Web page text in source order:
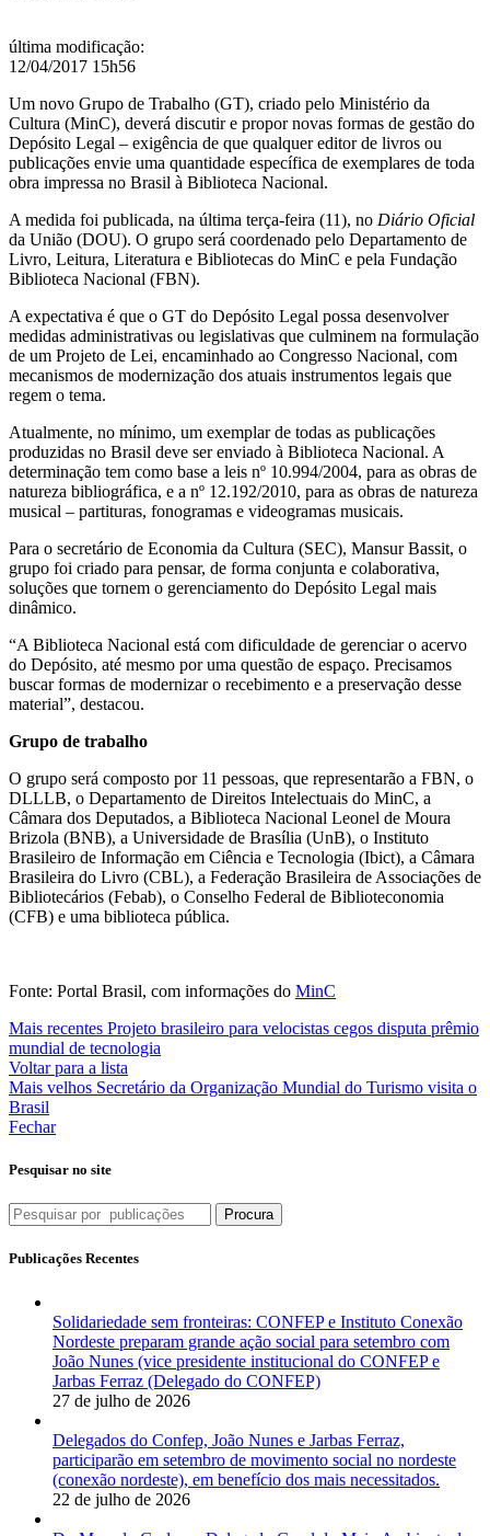
última modificação:
12/04/2017 15h56
Um novo Grupo de Trabalho (GT), criado pelo Ministério da
Cultura (MinC), deverá discutir e propor novas formas de gestão do
Depósito Legal – exigência de que qualquer editor de livros ou
publicações envie uma quantidade específica de exemplares de toda
obra impressa no Brasil à Biblioteca Nacional.
A medida foi publicada, na última terça-feira (11), no Diário Oficial
da União (DOU). O grupo será coordenado pelo Departamento de
Livro, Leitura, Literatura e Bibliotecas do MinC e pela Fundação
Biblioteca Nacional (FBN).
A expectativa é que o GT do Depósito Legal possa desenvolver
medidas administrativas ou legislativas que culminem na formulação
de um Projeto de Lei, encaminhado ao Congresso Nacional, com
mecanismos de modernização dos atuais instrumentos legais que
regem o tema.
Atualmente, no mínimo, um exemplar de todas as publicações
produzidas no Brasil deve ser enviado à Biblioteca Nacional. A
determinação tem como base a leis nº 10.994/2004, para as obras de
natureza bibliográfica, e a nº 12.192/2010, para as obras de natureza
musical – partituras, fonogramas e videogramas musicais.
Para o secretário de Economia da Cultura (SEC), Mansur Bassit, o
grupo foi criado para pensar, de forma conjunta e colaborativa,
soluções que tornem o gerenciamento do Depósito Legal mais
dinâmico.
“A Biblioteca Nacional está com dificuldade de gerenciar o acervo
do Depósito, até mesmo por uma questão de espaço. Precisamos
buscar formas de modernizar o recebimento e a preservação desse
material”, destacou.
Grupo de trabalho
O grupo será composto por 11 pessoas, que representarão a FBN, o
DLLLB, o Departamento de Direitos Intelectuais do MinC, a
Câmara dos Deputados, a Biblioteca Nacional Leonel de Moura
Brizola (BNB), a Universidade de Brasília (UnB), o Instituto
Brasileiro de Informação em Ciência e Tecnologia (Ibict), a Câmara
Brasileira do Livro (CBL), a Federação Brasileira de Associações de
Bibliotecários (Febab), o Conselho Federal de Biblioteconomia
(CFB) e uma biblioteca pública.
Fonte: Portal Brasil, com informações do MinC
Mais recentes Projeto brasileiro para velocistas cegos disputa prêmio
mundial de tecnologia
Voltar para a lista
Mais velhos Secretário da Organização Mundial do Turismo visita o
Brasil
Fechar
Pesquisar no site
Procura
Publicações Recentes
Solidariedade sem fronteiras: CONFEP e Instituto Conexão
Nordeste preparam grande ação social para setembro com
João Nunes (vice presidente institucional do CONFEP e
Jarbas Ferraz (Delegado do CONFEP)
27 de julho de 2026
Delegados do Confep, João Nunes e Jarbas Ferraz,
participarão em setembro de movimento social no nordeste
(conexão nordeste), em benefício dos mais necessitados.
22 de julho de 2026